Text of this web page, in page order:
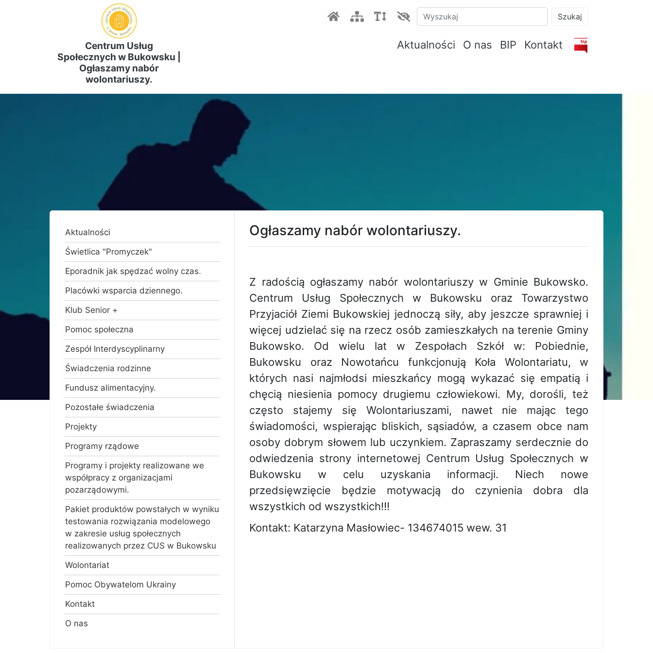
Centrum Usług
Społecznych w Bukowsku |
Ogłaszamy nabór
wolontariuszy.
Szukaj
Aktualności O nas BIP Kontakt
Aktualności
Świetlica "Promyczek"
Eporadnik jak spędzać wolny czas.
Placówki wsparcia dziennego.
Klub Senior +
Pomoc społeczna
Zespół Interdyscyplinarny
Świadczenia rodzinne
Fundusz alimentacyjny.
Pozostałe świadczenia
Projekty
Programy rządowe
Programy i projekty realizowane we
współpracy z organizacjami
pozarządowymi.
Pakiet produktów powstałych w wyniku
testowania rozwiązania modelowego
w zakresie usług społecznych
realizowanych przez CUS w Bukowsku
Wolontariat
Pomoc Obywatelom Ukrainy
Kontakt
O nas
Ogłaszamy nabór wolontariuszy.
Z radością ogłaszamy nabór wolontariuszy w Gminie Bukowsko.
Centrum Usług Społecznych w Bukowsku oraz Towarzystwo
Przyjaciół Ziemi Bukowskiej jednoczą siły, aby jeszcze sprawniej i
więcej udzielać się na rzecz osób zamieszkałych na terenie Gminy
Bukowsko. Od wielu lat w Zespołach Szkół w: Pobiednie,
Bukowsku oraz Nowotańcu funkcjonują Koła Wolontariatu, w
których nasi najmłodsi mieszkańcy mogą wykazać się empatią i
chęcią niesienia pomocy drugiemu człowiekowi. My, dorośli, też
często stajemy się Wolontariuszami, nawet nie mając tego
świadomości, wspierając bliskich, sąsiadów, a czasem obce nam
osoby dobrym słowem lub uczynkiem. Zapraszamy serdecznie do
odwiedzenia strony internetowej Centrum Usług Społecznych w
Bukowsku w celu uzyskania informacji. Niech nowe
przedsięwzięcie będzie motywacją do czynienia dobra dla
wszystkich od wszystkich!!!
Kontakt: Katarzyna Masłowiec- 134674015 wew. 31